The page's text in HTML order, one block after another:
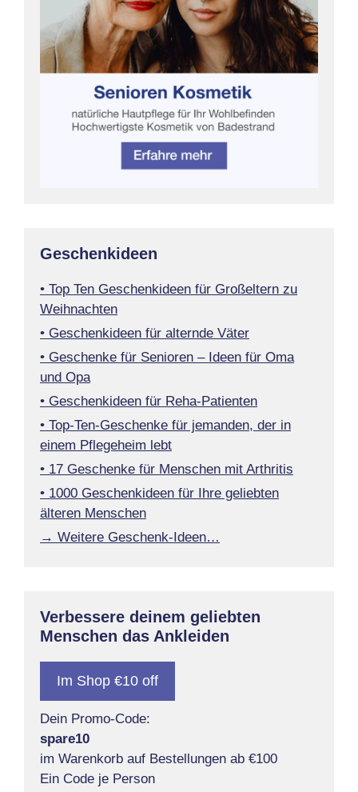
Geschenkideen
• Top Ten Geschenkideen für Großeltern zu
Weihnachten
• Geschenkideen für alternde Väter
• Geschenke für Senioren – Ideen für Oma
und Opa
• Geschenkideen für Reha-Patienten
• Top-Ten-Geschenke für jemanden, der in
einem Pflegeheim lebt
• 17 Geschenke für Menschen mit Arthritis
• 1000 Geschenkideen für Ihre geliebten
älteren Menschen
→ Weitere Geschenk-Ideen…
Verbessere deinem geliebten
Menschen das Ankleiden
Im Shop €10 off
Dein Promo-Code:
spare10
im Warenkorb auf Bestellungen ab €100
Ein Code je Person